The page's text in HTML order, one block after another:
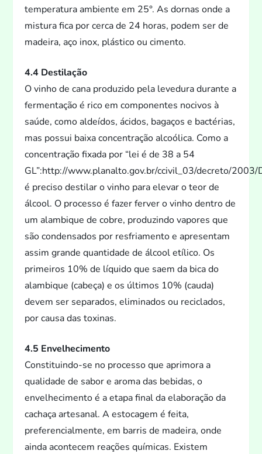
temperatura ambiente em 25°. As dornas onde a
mistura fica por cerca de 24 horas, podem ser de
madeira, aço inox, plástico ou cimento.
4.4 Destilação
O vinho de cana produzido pela levedura durante a
fermentação é rico em componentes nocivos à
saúde, como aldeídos, ácidos, bagaços e bactérias,
mas possui baixa concentração alcoólica. Como a
concentração fixada por “lei é de 38 a 54
GL”:http://www.planalto.gov.br/ccivil_03/decreto/2003/
é preciso destilar o vinho para elevar o teor de
álcool. O processo é fazer ferver o vinho dentro de
um alambique de cobre, produzindo vapores que
são condensados por resfriamento e apresentam
assim grande quantidade de álcool etílico. Os
primeiros 10% de líquido que saem da bica do
alambique (cabeça) e os últimos 10% (cauda)
devem ser separados, eliminados ou reciclados,
por causa dastoxinas.
4.5 Envelhecimento
Constituindo-se no processo que aprimora a
qualidade de sabor e aroma das bebidas, o
envelhecimento é a etapa final da elaboração da
cachaça artesanal. A estocagem é feita,
preferencialmente, em barris de madeira, onde
ainda acontecem reações químicas. Existem